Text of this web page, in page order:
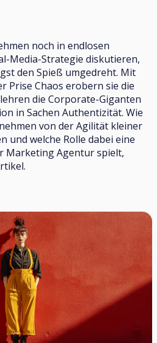
noch in endlosen
Media-Strategie diskutieren,
den Spieß umgedreht. Mit
Prise Chaos erobern sie die
die Corporate-Giganten
in Sachen Authentizität. Wie
von der Agilität kleiner
und welche Rolle dabei eine
Marketing Agentur spielt,